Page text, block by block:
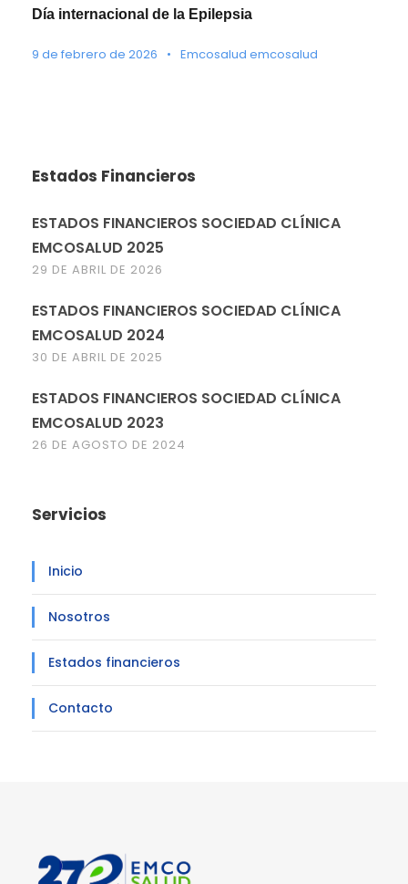
Día internacional de la Epilepsia
9 de febrero de 2026 • Emcosalud emcosalud
Estados Financieros
ESTADOS FINANCIEROS SOCIEDAD CLÍNICA
EMCOSALUD 2025
29 DE ABRIL DE 2026
ESTADOS FINANCIEROS SOCIEDAD CLÍNICA
EMCOSALUD 2024
30 DE ABRIL DE 2025
ESTADOS FINANCIEROS SOCIEDAD CLÍNICA
EMCOSALUD 2023
26 DE AGOSTO DE 2024
Servicios
Inicio
Nosotros
Estados financieros
Contacto